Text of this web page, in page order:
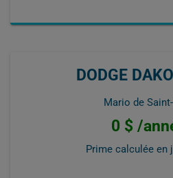
DODGE
Mario de
0 $ /
Prime calculée en